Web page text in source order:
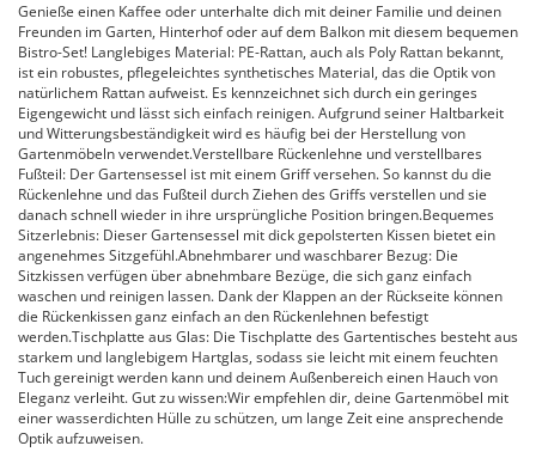
Genieße einen Kaffee oder unterhalte dich mit deiner Familie und deinen
Freunden im Garten, Hinterhof oder auf dem Balkon mit diesem bequemen
Bistro-Set! Langlebiges Material: PE-Rattan, auch als Poly Rattan bekannt,
ist ein robustes, pflegeleichtes synthetisches Material, das die Optik von
natürlichem Rattan aufweist. Es kennzeichnet sich durch ein geringes
Eigengewicht und lässt sich einfach reinigen. Aufgrund seiner Haltbarkeit
und Witterungsbeständigkeit wird es häufig bei der Herstellung von
Gartenmöbeln verwendet.Verstellbare Rückenlehne und verstellbares
Fußteil: Der Gartensessel ist mit einem Griff versehen. So kannst du die
Rückenlehne und das Fußteil durch Ziehen des Griffs verstellen und sie
danach schnell wieder in ihre ursprüngliche Position bringen.Bequemes
Sitzerlebnis: Dieser Gartensessel mit dick gepolsterten Kissen bietet ein
angenehmes Sitzgefühl.Abnehmbarer und waschbarer Bezug: Die
Sitzkissen verfügen über abnehmbare Bezüge, die sich ganz einfach
waschen und reinigen lassen. Dank der Klappen an der Rückseite können
die Rückenkissen ganz einfach an den Rückenlehnen befestigt
werden.Tischplatte aus Glas: Die Tischplatte des Gartentisches besteht aus
starkem und langlebigem Hartglas, sodass sie leicht mit einem feuchten
Tuch gereinigt werden kann und deinem Außenbereich einen Hauch von
Eleganz verleiht. Gut zu wissen:Wir empfehlen dir, deine Gartenmöbel mit
einer wasserdichten Hülle zu schützen, um lange Zeit eine ansprechende
Optik aufzuweisen.